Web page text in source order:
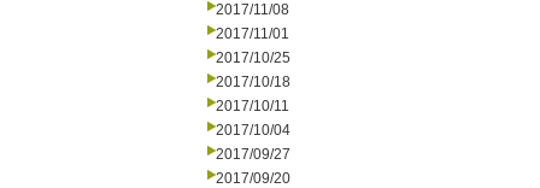
2017/11/08
2017/11/01
2017/10/25
2017/10/18
2017/10/11
2017/10/04
2017/09/27
2017/09/20